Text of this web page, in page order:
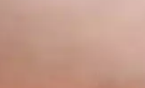
ve güvenilir bir damar bakım
yaşam temposunda ideal makyaj rutinini
Performans
& Curl maskarası uzun süreli